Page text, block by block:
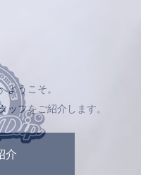
ようこそ。
ッフをご紹介します。
介